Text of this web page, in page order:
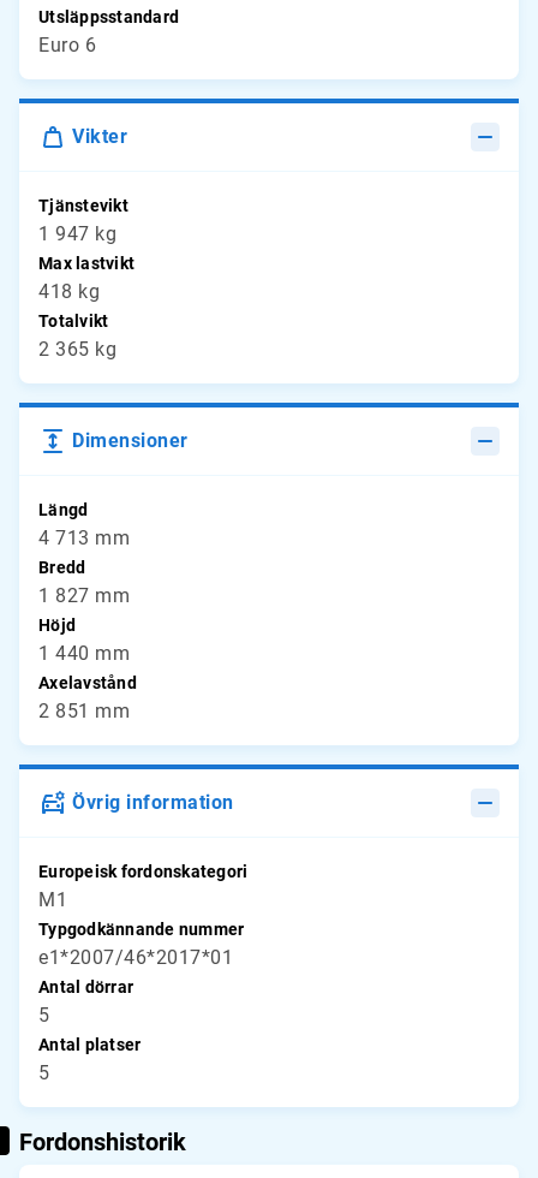
Utsläppsstandard
Euro 6
Vikter
Tjänstevikt
1 947 kg
Max lastvikt
418 kg
Totalvikt
2 365 kg
Dimensioner
Längd
4 713 mm
Bredd
1 827 mm
Höjd
1 440 mm
Axelavstånd
2 851 mm
Övrig information
Europeisk fordonskategori
M1
Typgodkännande nummer
e1*2007/46*2017*01
Antal dörrar
5
Antal platser
5
Fordonshistorik